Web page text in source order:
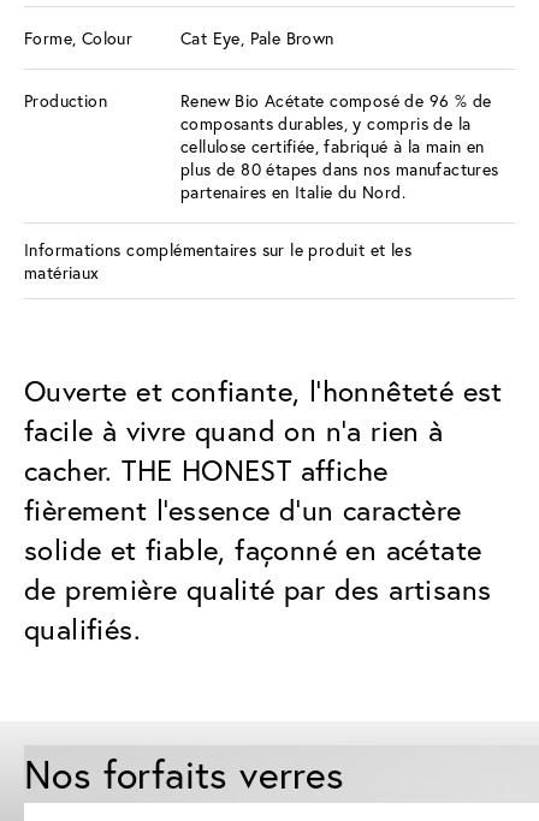
Forme, Colour Cat Eye, Pale Brown
Production
Renew Bio Acétate composé de 96 % de
composants durables, y compris de la
cellulose certifiée, fabriqué à la main en
plus de 80 étapes dans nos manufactures
partenaires en Italie du Nord.
Informations complémentaires sur le produit et les
matériaux
Ouverte et confiante, l'honnêteté est
facile à vivre quand on n'a rien à
cacher. THE HONEST affiche
fièrement l'essence d'un caractère
solide et fiable, façonné en acétate
de première qualité par des artisans
qualifiés.
Nos forfaits verres